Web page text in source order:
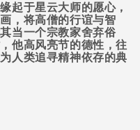
起于星云大师的愿心，
，将高僧的行谊与智
当一个宗教家舍弃俗
他高风亮节的德性，往
人类追寻精神依存的典